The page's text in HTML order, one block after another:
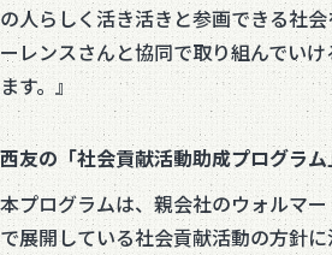
の人らしく活き活きと参画できる社
ーレンスさんと協同で取り組んでい
ます。』
西友の「社会貢献活動助成プログラ
本プログラムは、親会社のウォルマ
で展開している社会貢献活動の方針